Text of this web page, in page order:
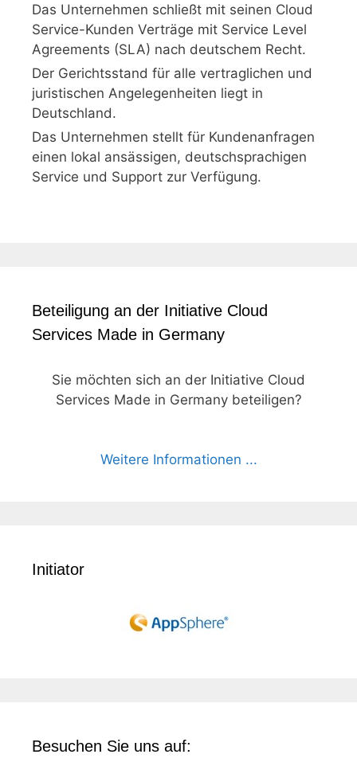
Das Unternehmen schließt mit seinen Cloud
Service-Kunden Verträge mit Service Level
Agreements (SLA) nach deutschem Recht.
Der Gerichtsstand für alle vertraglichen und
juristischen Angelegenheiten liegt in
Deutschland.
Das Unternehmen stellt für Kundenanfragen
einen lokal ansässigen, deutschsprachigen
Service und Support zur Verfügung.
Beteiligung an der Initiative Cloud
Services Made in Germany
Sie möchten sich an der Initiative Cloud
Services Made in Germany beteiligen?
Weitere Informationen ...
Initiator
Besuchen Sie uns auf: